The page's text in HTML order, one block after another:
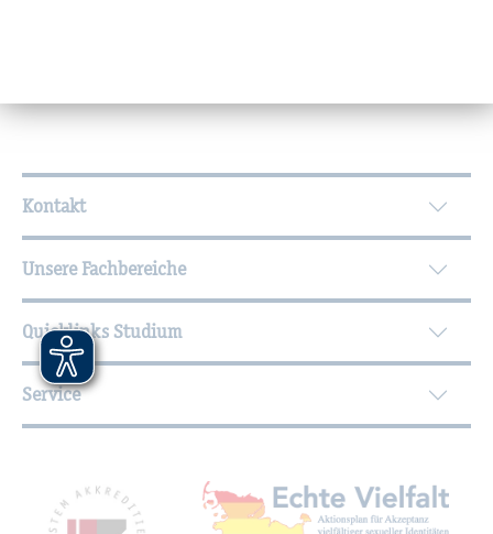
Wei­ter­füh­ren­de In­for­ma­tio­nen
Kontakt
Unsere Fachbereiche
Quicklinks Studium
Service
Mit­glied­schaf­ten,